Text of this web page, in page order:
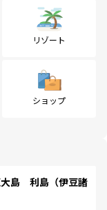
リゾート
ショップ
島 利島（伊豆諸